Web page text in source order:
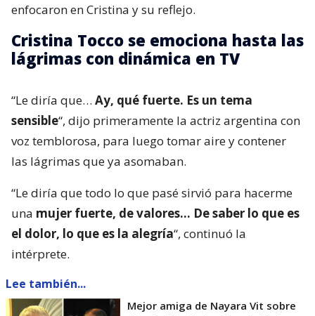
enfocaron en Cristina y su reflejo.
Cristina Tocco se emociona hasta las
lágrimas con dinámica en TV
“Le diría que… Ay, qué fuerte. Es un tema
sensible“, dijo primeramente la actriz argentina con
voz temblorosa, para luego tomar aire y contener
las lágrimas que ya asomaban.
“Le diría que todo lo que pasé sirvió para hacerme
una mujer fuerte, de valores… De saber lo que es
el dolor, lo que es la alegría“, continuó la
intérprete.
Lee también...
Mejor amiga de Nayara Vit sobre